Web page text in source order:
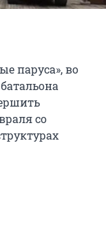
паруса», во
со